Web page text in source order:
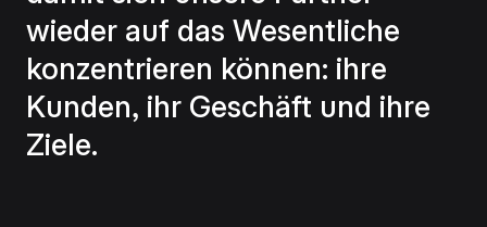
wieder auf das Wesentliche
konzentrieren können: ihre
Kunden, ihr Geschäft und ihre
Ziele.